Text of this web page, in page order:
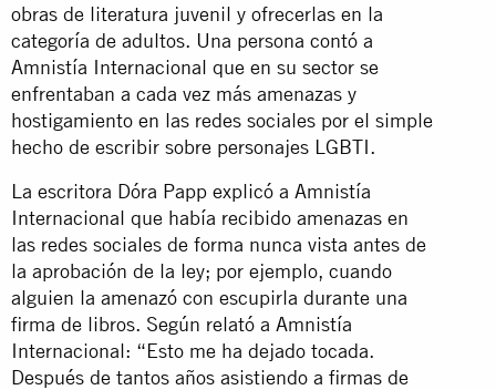
obras de literatura juvenil y ofrecerlas en la
categoría de adultos. Una persona contó a
Amnistía Internacional que en su sector se
enfrentaban a cada vez más amenazas y
hostigamiento en las redes sociales por el simple
hecho de escribir sobre personajes LGBTI.
La escritora Dóra Papp explicó a Amnistía
Internacional que había recibido amenazas en
las redes sociales de forma nunca vista antes de
la aprobación de la ley; por ejemplo, cuando
alguien la amenazó con escupirla durante una
firma de libros. Según relató a Amnistía
Internacional: “Esto me ha dejado tocada.
Después de tantos años asistiendo a firmas de